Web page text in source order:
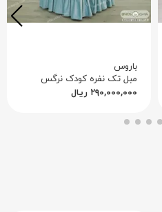
باروس
مبل تک نفره کودک نرگس
۲۹۰,۰۰۰,۰۰۰ ریال